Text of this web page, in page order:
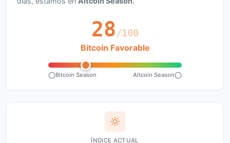
28/100
Bitcoin Favorable
Bitcoin Season Altcoin Season
ÍNDICE ACTUAL